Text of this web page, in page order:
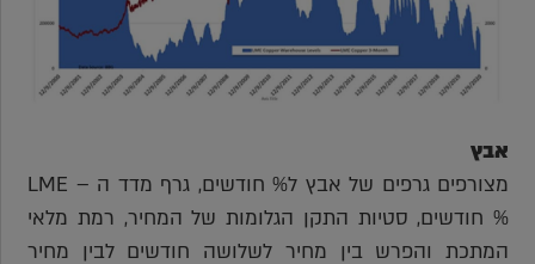
אבץ
מצורפים גרפים של אבץ ל% חודשים, גרף מדד ה – LME
% חודשים, סטיות התקן הגלומות של המחיר, רמת מלאי
המתכת והפרש בין מחיר לשלושה חודשים לבין מחיר